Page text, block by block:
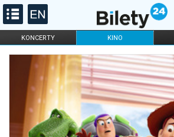
KONCERTY KINO
FILHARMONIA OPERA I BALET
ONLINE